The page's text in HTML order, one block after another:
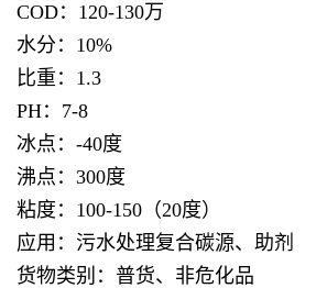
COD：120-130万
水分：10%
比重：1.3
PH：7-8
冰点：-40度
沸点：300度
粘度：100-150（20度）
应用：污水处理复合碳源、助剂
货物类别：普货、非危化品